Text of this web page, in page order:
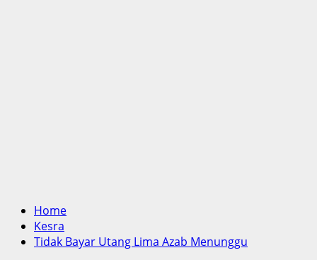
Home
Kesra
Tidak Bayar Utang Lima Azab Menunggu